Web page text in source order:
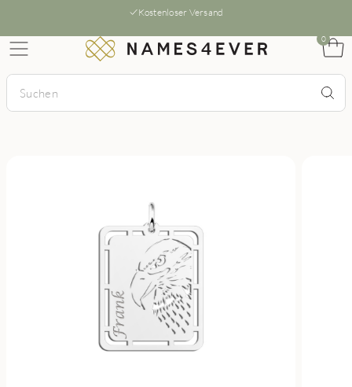
Kostenloser Versand
0